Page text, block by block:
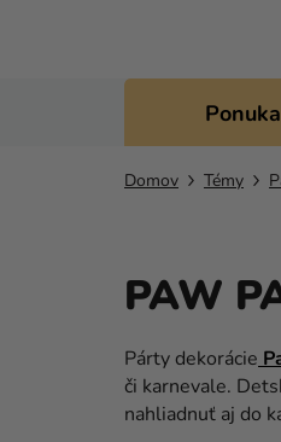
Domov Témy
PAW
Párty dekorácie
či karnevale.
nahliadnuť aj do